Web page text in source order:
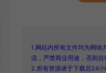
1.网站内所有文件均为网络
流，严禁商业用途，否则自
2.所有资源请于下载后24